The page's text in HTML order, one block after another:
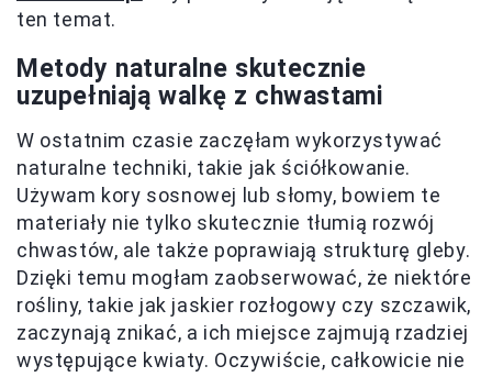
ten temat.
Metody naturalne skutecznie
uzupełniają walkę z chwastami
W ostatnim czasie zaczęłam wykorzystywać
naturalne techniki, takie jak ściółkowanie.
Używam kory sosnowej lub słomy, bowiem te
materiały nie tylko skutecznie tłumią rozwój
chwastów, ale także poprawiają strukturę gleby.
Dzięki temu mogłam zaobserwować, że niektóre
rośliny, takie jak jaskier rozłogowy czy szczawik,
zaczynają znikać, a ich miejsce zajmują rzadziej
występujące kwiaty. Oczywiście, całkowicie nie